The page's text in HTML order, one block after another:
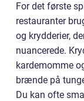
For det første
restauranter
og krydderier,
nuancerede.
kardemomme
brænde på
Du kan ofte